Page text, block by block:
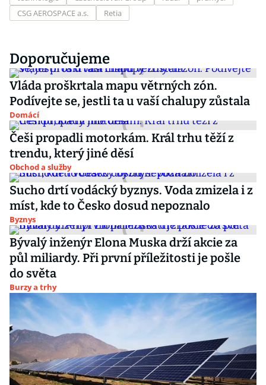
CSG AEROSPACE a.s.
Retia
Doporučujeme
Vláda proškrtala mapu větrných zón.
Podívejte se, jestli ta u vaší chalupy zůstala
Domácí
Češi propadli motorkám. Král trhu těží z
trendu, který jiné děsí
Obchod a služby
Sucho drtí vodácký byznys. Voda zmizela i z
míst, kde to Česko dosud nepoznalo
Byznys
Bývalý inženýr Elona Muska drží akcie za
půl miliardy. Při první příležitosti je pošle
do světa
Burzy a trhy